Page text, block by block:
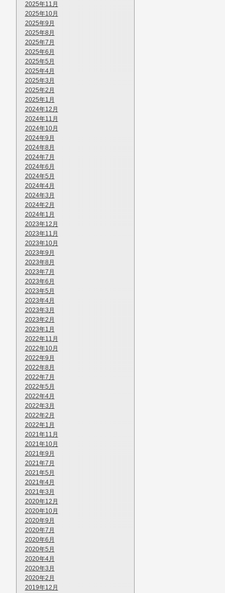
2025年11月
2025年10月
2025年9月
2025年8月
2025年7月
2025年6月
2025年5月
2025年4月
2025年3月
2025年2月
2025年1月
2024年12月
2024年11月
2024年10月
2024年9月
2024年8月
2024年7月
2024年6月
2024年5月
2024年4月
2024年3月
2024年2月
2024年1月
2023年12月
2023年11月
2023年10月
2023年9月
2023年8月
2023年7月
2023年6月
2023年5月
2023年4月
2023年3月
2023年2月
2023年1月
2022年11月
2022年10月
2022年9月
2022年8月
2022年7月
2022年5月
2022年4月
2022年3月
2022年2月
2022年1月
2021年11月
2021年10月
2021年9月
2021年7月
2021年5月
2021年4月
2021年3月
2020年12月
2020年10月
2020年9月
2020年7月
2020年6月
2020年5月
2020年4月
2020年3月
2020年2月
2019年12月